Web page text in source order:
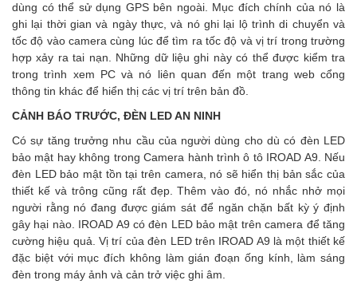
dùng có thể sử dụng GPS bên ngoài. Mục đích chính của nó là
ghi lại thời gian và ngày thực, và nó ghi lại lộ trình di chuyển và
tốc độ vào camera cùng lúc để tìm ra tốc độ và vị trí trong trường
hợp xảy ra tai nạn. Những dữ liệu ghi này có thể được kiểm tra
trong trình xem PC và nó liên quan đến một trang web cổng
thông tin khác để hiển thị các vị trí trên bản đồ.
CẢNH BÁO TRƯỚC, ĐÈN LED AN NINH
Có sự tăng trưởng nhu cầu của người dùng cho dù có đèn LED
bảo mật hay không trong Camera hành trình ô tô IROAD A9. Nếu
đèn LED bảo mật tồn tại trên camera, nó sẽ hiển thị bản sắc của
thiết kế và trông cũng rất đẹp. Thêm vào đó, nó nhắc nhở mọi
người rằng nó đang được giám sát để ngăn chặn bất kỳ ý định
gây hại nào. IROAD A9 có đèn LED bảo mật trên camera để tăng
cường hiệu quả. Vị trí của đèn LED trên IROAD A9 là một thiết kế
đặc biệt với mục đích không làm gián đoạn ống kính, làm sáng
đèn trong máy ảnh và cản trở việc ghi âm.